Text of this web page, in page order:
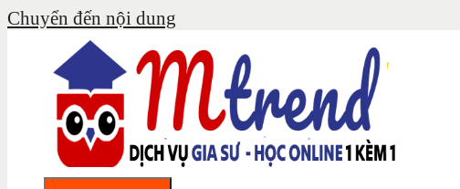
Chuyển đến nội dung